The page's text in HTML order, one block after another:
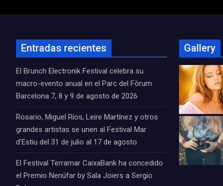
entradas
Entradas recientes
El Brunch Electronik Festival celebra su
macro-evento anual en el Parc del Fòrum
Barcelona 7, 8 y 9 de agosto de 2026
Rosario, Miguel Ríos, Leire Martínez y otros
grandes artistas se unen al Festival Mar
d’Estiu del 31 de julio al 17 de agosto
El Festival Terramar CaixaBank ha concedido
el Premio Nenúfar by Sala Joiers a Sergio
Gallery